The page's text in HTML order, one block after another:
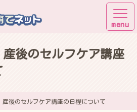
よう！
産後のセルフケア講座
産後のセルフケア講座の日程について